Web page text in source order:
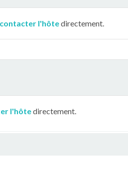
contacter l'hôtedirectement.
l'hôtedirectement.